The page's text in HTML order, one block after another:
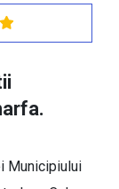
Municipiului